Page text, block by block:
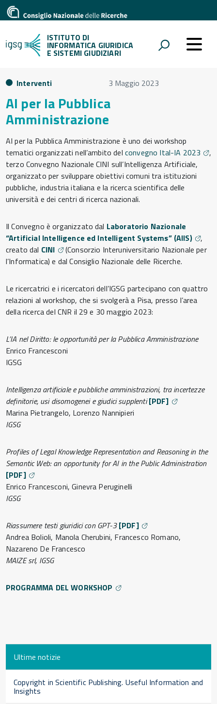
ISTITUTO DI
INFORMATICA GIURIDICA
E SISTEMI GIUDIZIARI
Interventi 3 Maggio 2023
AI per la Pubblica
Amministrazione
AI per la Pubblica Amministrazione è uno dei workshop
tematici organizzati nell’ambito del convegno Ital-IA 2023
,
terzo Convegno Nazionale CINI sull’Intelligenza Artificiale,
organizzato per sviluppare obiettivi comuni tra istituzioni
pubbliche, industria italiana e la ricerca scientifica delle
università e dei centri di ricerca nazionali.
Il Convegno è organizzato dal Laboratorio Nazionale
“Artificial Intelligence ed Intelligent Systems” (AIIS)
,
creato dal CINI
(Consorzio Interuniversitario Nazionale per
l’Informatica) e dal Consiglio Nazionale delle Ricerche.
Le ricercatrici e i ricercatori dell’IGSG partecipano con quattro
relazioni al workshop, che si svolgerà a Pisa, presso l’area
della ricerca del CNR il 29 e 30 maggio 2023:
L’IA nel Diritto: le opportunità per la Pubblica Amministrazione
Enrico Francesconi
IGSG
Intelligenza artificiale e pubbliche amministrazioni, tra incertezze
definitorie, usi disomogenei e giudici supplenti [PDF]
Marina Pietrangelo, Lorenzo Nannipieri
IGSG
Profiles of Legal Knowledge Representation and Reasoning in the
Semantic Web: an opportunity for AI in the Public Administration
[PDF]
Enrico Francesconi, Ginevra Peruginelli
IGSG
Riassumere testi giuridici con GPT-3 [PDF]
Andrea Bolioli, Manola Cherubini, Francesco Romano,
Nazareno De Francesco
MAIZE srl, IGSG
PROGRAMMA DEL WORKSHOP
Ultime notizie
Copyright in Scientific Publishing. Useful Information and
Insights